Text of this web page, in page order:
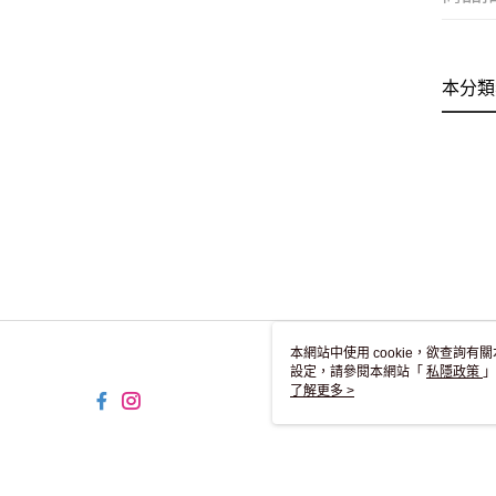
本分
本網站中使用 cookie，欲查詢有
設定，請參閱本網站「 私隱政策
用 cookie。
了解更多 >